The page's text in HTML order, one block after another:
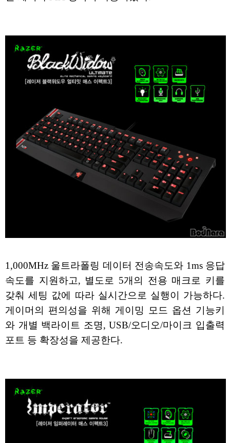
1,000MHz 울트라폴링 데이터 전송속도와 1ms 응답
속도를 지원하고, 별도로 5개의 전용 매크로 키를
갖춰 세팅 값에 따라 실시간으로 실행이 가능하다.
게이머의 편의성을 위해 게이밍 모드 옵션 기능키
와 개별 백라이트 조명, USB/오디오/마이크 입출력
포트 등 확장성을 제공한다.